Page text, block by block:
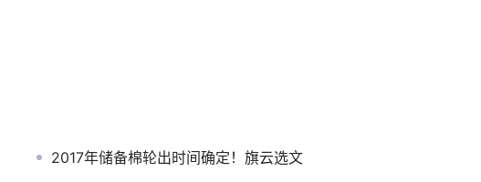
2017年储备棉轮出时间确定！旗云选文